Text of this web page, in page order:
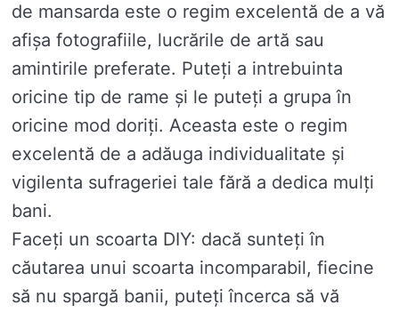
de mansarda este o regim excelentă de a vă
afișa fotografiile, lucrările de artă sau
amintirile preferate. Puteți a intrebuinta
oricine tip de rame și le puteți a grupa în
oricine mod doriți. Aceasta este o regim
excelentă de a adăuga individualitate și
vigilenta sufrageriei tale fără a dedica mulți
bani.
Faceți un scoarta DIY: dacă sunteți în
căutarea unui scoarta incomparabil, fiecine
să nu spargă banii, puteți încerca să vă